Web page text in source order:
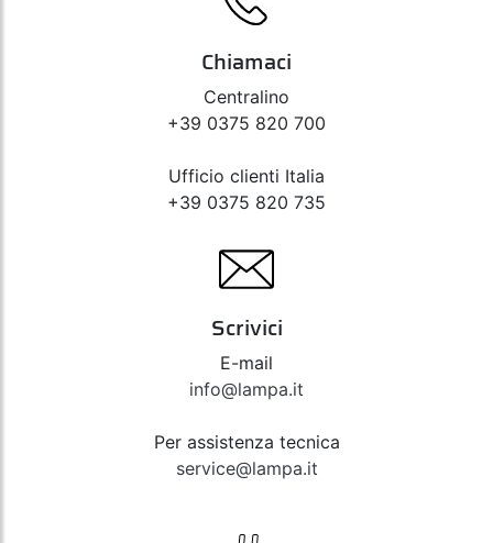
Chiamaci
Centralino
+39 0375 820 700
Ufficio clienti Italia
+39 0375 820 735
Scrivici
E-mail
info@lampa.it
Per assistenza tecnica
service@lampa.it